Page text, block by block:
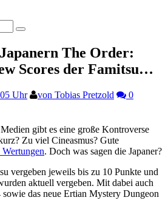
The Order:
Scores der Famitsu…
Uhr von Tobias Pretzold
0
gibt es eine große Kontroverse
Zu viel Cineasmus? Gute
Wertungen. Doch was sagen die Japaner?
vergeben jeweils bis zu 10 Punkte und
aktuell vergeben. Mit dabei auch
das neue Ertian Mystery Dungeon